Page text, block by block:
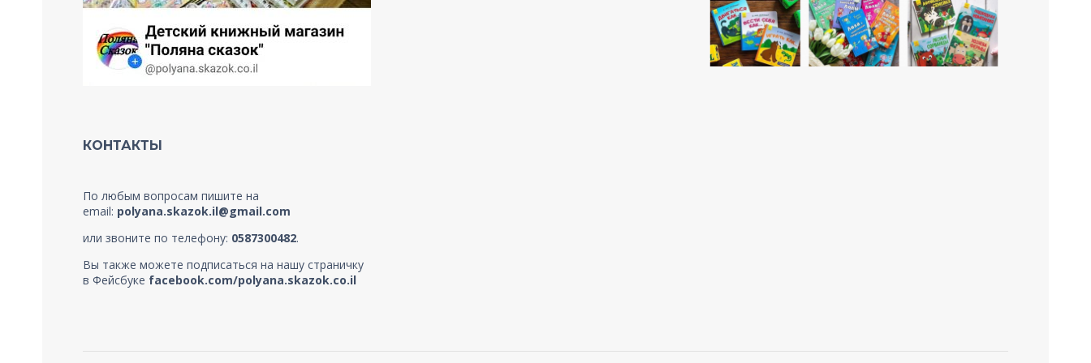
КОНТАКТЫ
По любым вопросам пишите на
email: polyana.skazok.il@gmail.com
или звоните по телефону: 0587300482.
Вы также можете подписаться на нашу страничку
в Фейсбуке facebook.com/polyana.skazok.co.il